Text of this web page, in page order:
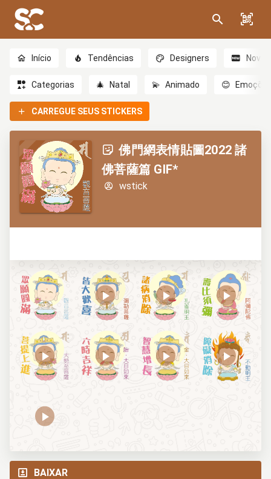
Início Tendências Designers Novo
Categorias 🎄 Natal 💫 Animado 😊
CARREGUE SEUS STICKERS
佛門網表情貼圖2022 諸
佛菩薩篇 GIF*
wstick
BAIXAR